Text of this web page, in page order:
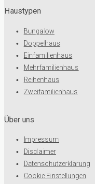
Haustypen
Bungalow
Doppelhaus
Einfamilienhaus
Mehrfamilienhaus
Reihenhaus
Zweifamilienhaus
Über uns
Impressum
Disclaimer
Datenschutzerklärung
Cookie Einstellungen